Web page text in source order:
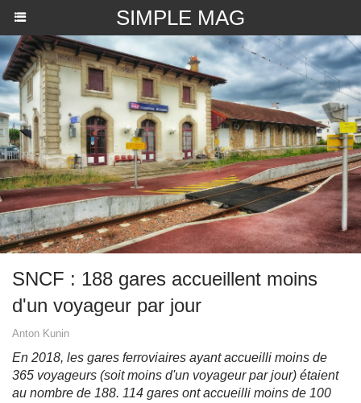
SIMPLE MAG
SNCF : 188 gares accueillent moins
d'un voyageur par jour
Anton Kunin
En 2018, les gares ferroviaires ayant accueilli moins de
365 voyageurs (soit moins d'un voyageur par jour) étaient
au nombre de 188. 114 gares ont accueilli moins de 100